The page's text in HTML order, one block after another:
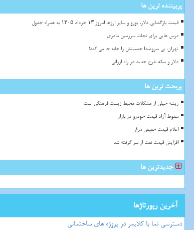
پربیننده ترین ها
قیمت بازگشایی دلار، یورو و سایر ارزها امروز ۱۳ خرداد ۱۴۰۵ به همراه جدول
درس هایی برای نجات سرزمین مادری
تهران، بی سروصدا جمعیتش را جابه جا می کند!
دلار و سکه طرح جدید در راه ارزانی
پربحث ترین ها
ریشه خیلی از مشکلات محیط زیست فرهنگی است
سقوط آزاد قیمت خودرو در بازار
اعلام قیمت حقیقی مرغ
افزایش قیمت نفت از سر گرفته شد
جدیدترین ها
آخرین رپورتاژها
دسترسی نما با کلایمر در پروژه های ساختمانی